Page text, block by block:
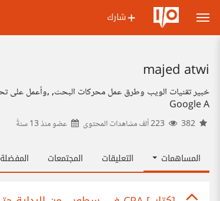
شارك
majed atwi
Google A
عضو منذ13 سنةً
المساهمات التعليقات المجتمعات المفضلة